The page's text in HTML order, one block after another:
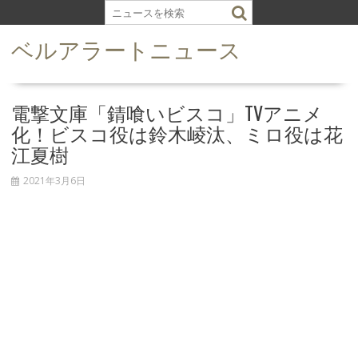
k
ベルアラートニュース
電撃文庫「錆喰いビスコ」TVアニメ
化！ビスコ役は鈴木崚汰、ミロ役は花
江夏樹
2021年3月6日